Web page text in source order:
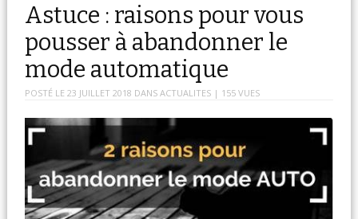
Astuce : raisons pour vous
pousser à abandonner le
mode automatique
POSTÉ LE 23 JUILLET 2018 DANSACTUALITES | 155 VUES